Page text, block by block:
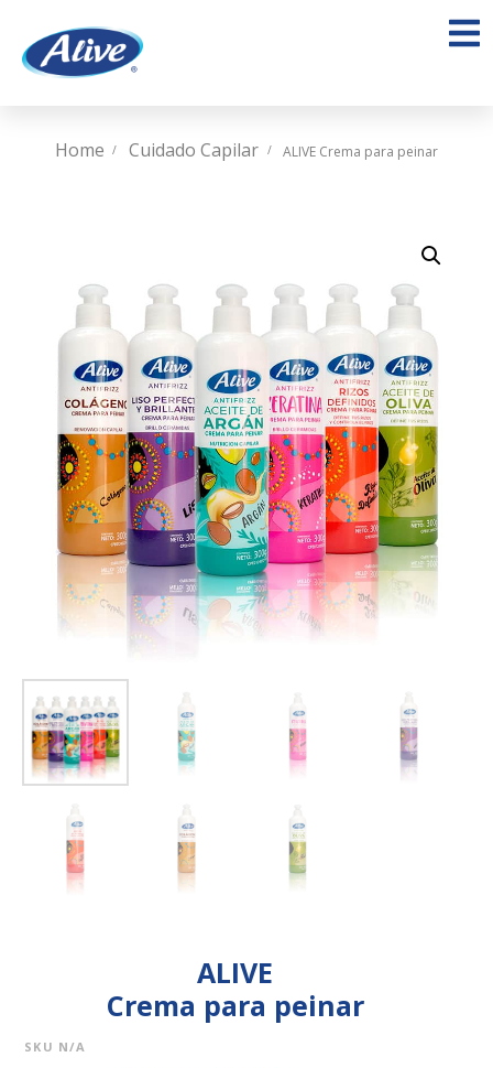
Home Cuidado Capilar ALIVE Crema para peinar
ALIVE
Crema para peinar
SKU N/A